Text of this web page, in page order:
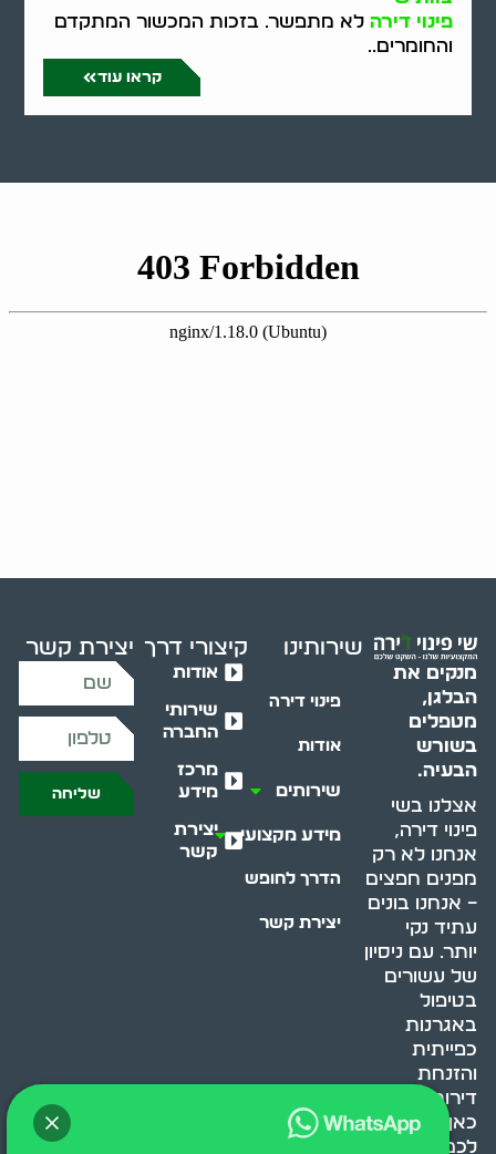
פינוי דירה לא מתפשר. בזכות המכשור המתקדם
והחומרים..
קראו עוד
מנקים את
הבלגן,
מטפלים
בשורש
הבעיה.
אצלנו בשי
פינוי דירה,
אנחנו לא רק
מפנים חפצים
– אנחנו בונים
עתיד נקי
יותר. עם ניסיון
של עשורים
בטיפול
באגרנות
כפייתית
והזנחת
דירות, אנחנו
כאן כדי לעזור
לכם
שירותינו
פינוי דירה
אודות
שירותים
מידע מקצועי
הדרך לחופש
יצירת קשר
קיצורי דרך
אודות
שירותי
החברה
מרכז
מידע
יצירת
קשר
יצירת קשר
שליחה